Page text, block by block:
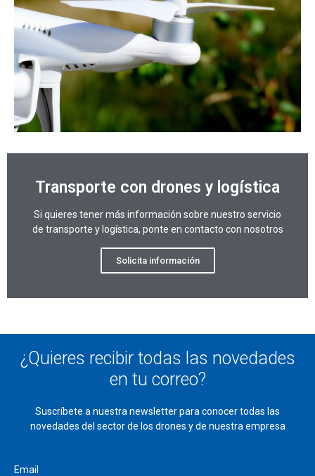
Transporte con drones y logística
Si quieres tener más información sobre nuestro servicio
de transporte y logística, ponte en contacto con nosotros
Solicita información
¿Quieres recibir todas las novedades
en tu correo?
Suscríbete a nuestra newsletter para conocer todas las
novedades del sector de los drones y de nuestra empresa
Email